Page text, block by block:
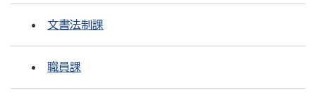
文書法制課
職員課